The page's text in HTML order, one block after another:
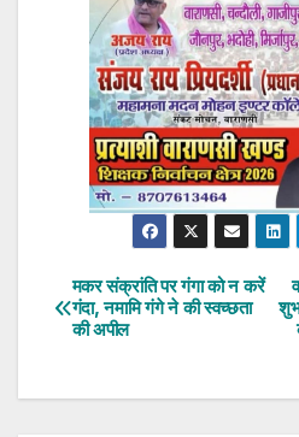
Post
navigation
मकर संक्रांति पर गंगा को न करें
गंदा, नमामि गंगे ने की स्वच्छता
की अपील